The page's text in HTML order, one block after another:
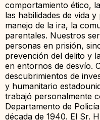
comportamiento ético,
las habilidades de vida
manejo de la ira, la
parentales. Nuestros
personas en prisión,
prevención del delito y
en entornos de desvío.
descubrimientos de
y humanitario
trabajó personalmente
Departamento de
década de 1940. El Sr.